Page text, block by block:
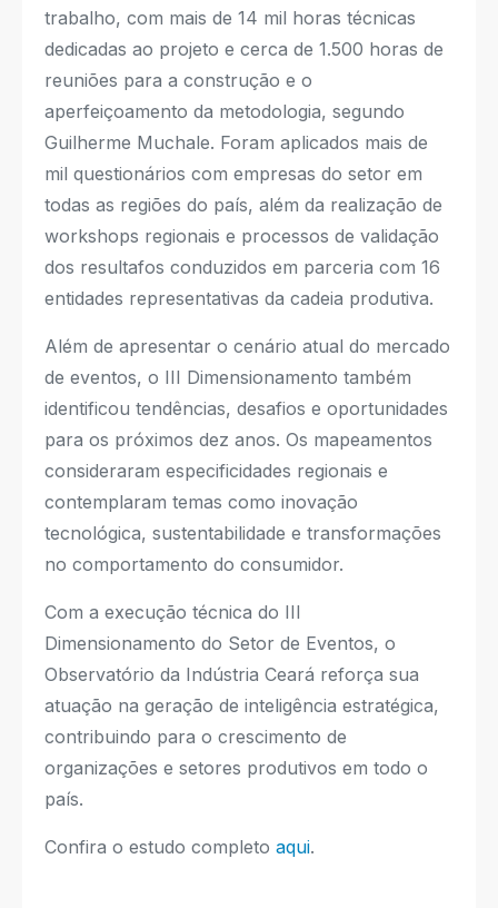
trabalho, com mais de 14 mil horas técnicas
dedicadas ao projeto e cerca de 1.500 horas de
reuniões para a construção e o
aperfeiçoamento da metodologia, segundo
Guilherme Muchale. Foram aplicados mais de
mil questionários com empresas do setor em
todas as regiões do país, além da realização de
workshops regionais e processos de validação
dos resultafos conduzidos em parceria com 16
entidades representativas da cadeia produtiva.
Além de apresentar o cenário atual do mercado
de eventos, o III Dimensionamento também
identificou tendências, desafios e oportunidades
para os próximos dez anos. Os mapeamentos
consideraram especificidades regionais e
contemplaram temas como inovação
tecnológica, sustentabilidade e transformações
no comportamento do consumidor.
Com a execução técnica do III
Dimensionamento do Setor de Eventos, o
Observatório da Indústria Ceará reforça sua
atuação na geração de inteligência estratégica,
contribuindo para o crescimento de
organizações e setores produtivos em todo o
país.
Confira o estudo completo aqui.